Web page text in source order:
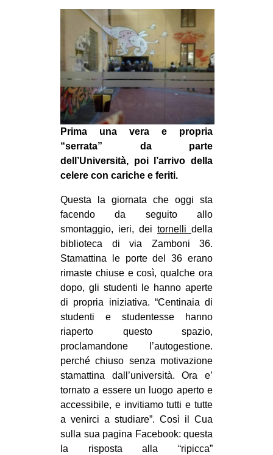
SPAZI
SPORT POPOLARE
MOVIMENTI
AMBIENTE
ANTIFASCISMO
DIRITTO ALL’ABITARE
GENERI
MIGRAZIONI
REPRESSIONE
STUDENTI
CULTURE
ARTE
CINEMA
MANIFESTI
MUSICA
INTERNAZIONALE
AFRICA
AMERICHE
ESTREMO ORIENTE
Prima una vera e propria
“serrata” da parte
dell’Università, poi l’arrivo della
celere con cariche e feriti.
Questa la giornata che oggi sta
facendo da seguito allo
smontaggio, ieri, dei tornelli della
biblioteca di via Zamboni 36.
Stamattina le porte del 36 erano
rimaste chiuse e così, qualche ora
dopo, gli studenti le hanno aperte
di propria iniziativa. “Centinaia di
studenti e studentesse hanno
riaperto questo spazio,
proclamandone l’autogestione.
perché chiuso senza motivazione
stamattina dall’università. Ora e’
tornato a essere un luogo aperto e
accessibile, e invitiamo tutti e tutte
a venirci a studiare”. Così il Cua
sulla sua pagina Facebook: questa
la risposta alla “ripicca”